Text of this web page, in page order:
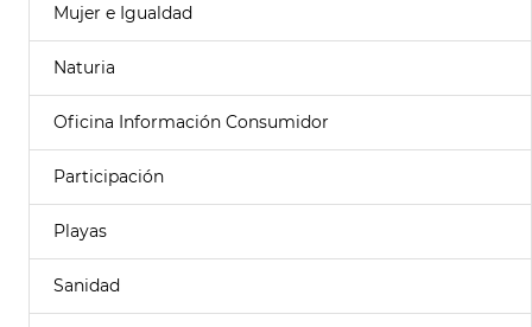
Mujer e Igualdad
Naturia
Oficina Información Consumidor
Participación
Playas
Sanidad